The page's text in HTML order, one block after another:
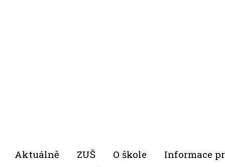
Aktuálně ZUŠ O škole
Informace